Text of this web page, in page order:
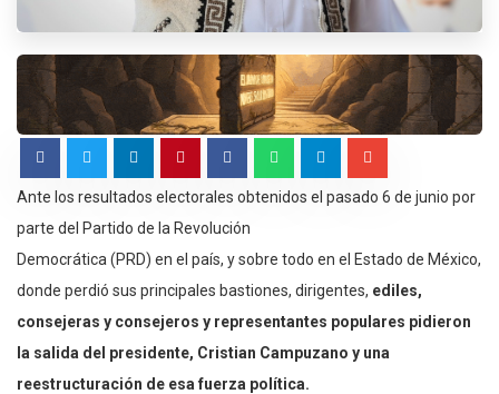
Ante los resultados electorales obtenidos el pasado 6 de junio por
parte del Partido de la Revolución
Democrática (PRD) en el país, y sobre todo en el Estado de México,
donde perdió sus principales bastiones, dirigentes, ediles,
consejeras y consejeros y representantes populares pidieron
la salida del presidente, Cristian Campuzano y una
reestructuración de esa fuerza política.